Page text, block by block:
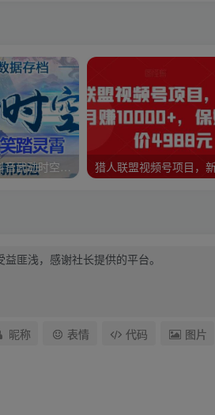
外面收费1980的抖音武动时空直播项目，无需真人出镜，实时互动直播【软件+详细教程】
昵称 表情 代码 图片